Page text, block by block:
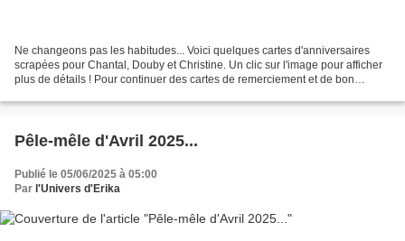
Ne changeons pas les habitudes... Voici quelques cartes d'anniversaires
scrapées pour Chantal, Douby et Christine. Un clic sur l'image pour afficher
plus de détails ! Pour continuer des cartes de remerciement et de bon
Pêle-mêle d'Avril 2025...
Publié le 05/06/2025 à 05:00
Par l'Univers d'Erika